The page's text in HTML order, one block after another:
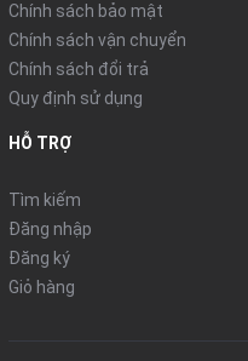
Chính sách bảo mật
Chính sách vận chuyển
Chính sách đổi trả
Quy định sử dụng
HỖ TRỢ
Tìm kiếm
Đăng nhập
Đăng ký
Giỏ hàng